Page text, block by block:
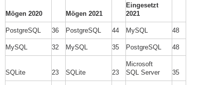
Mögen 2020 Mögen 2021
Eingesetzt
2021
PostgreSQL 36 PostgreSQL 44 MySQL 48
MySQL 32 MySQL 35 PostgreSQL 48
SQLite 23 SQLite 23
Microsoft
SQL Server
35